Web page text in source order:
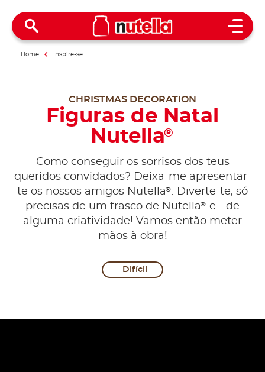
Open
Home Inspire-se
CHRISTMAS DECORATION
Figuras de Natal
Nutella®
Como conseguir os sorrisos dos teus
queridos convidados? Deixa-me apresentar-
te os nossos amigos Nutella®. Diverte-te, só
precisas de um frasco de Nutella® e... de
alguma criatividade! Vamos então meter
mãos à obra!
Difícil